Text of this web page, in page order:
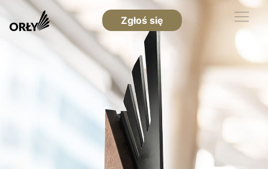
Zgłoś się